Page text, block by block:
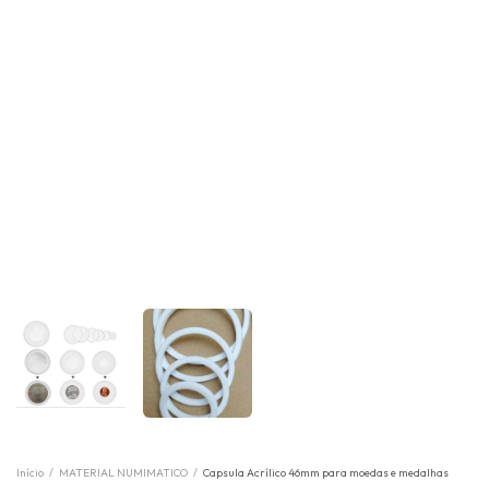
Início / MATERIAL NUMIMATICO / Capsula Acrílico 46mm para moedas e medalhas